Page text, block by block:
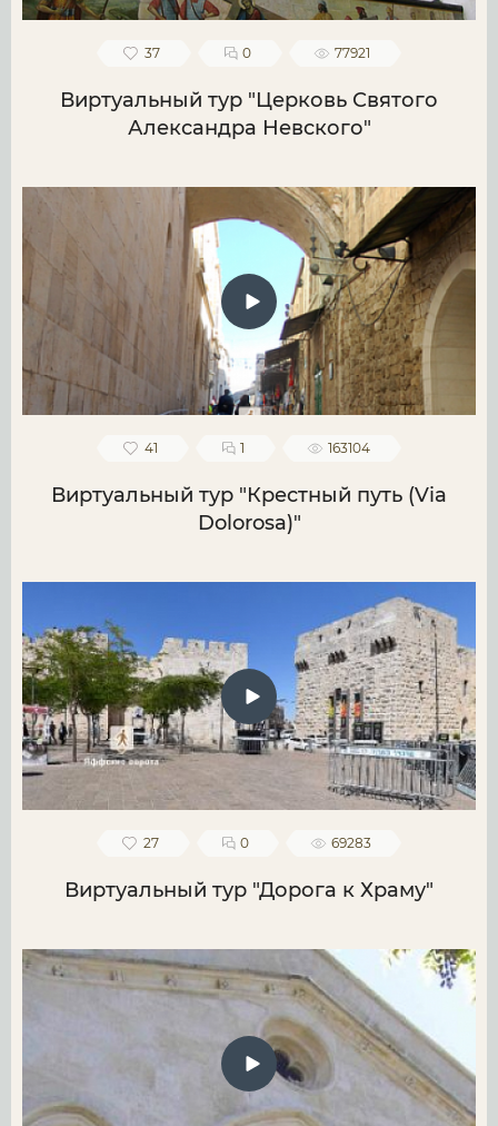
37 0 77921
Виртуальный тур "Церковь Святого
Александра Невского"
41 1 163104
Виртуальный тур "Крестный путь (Via
Dolorosa)"
27 0 69283
Виртуальный тур "Дорога к Храму"